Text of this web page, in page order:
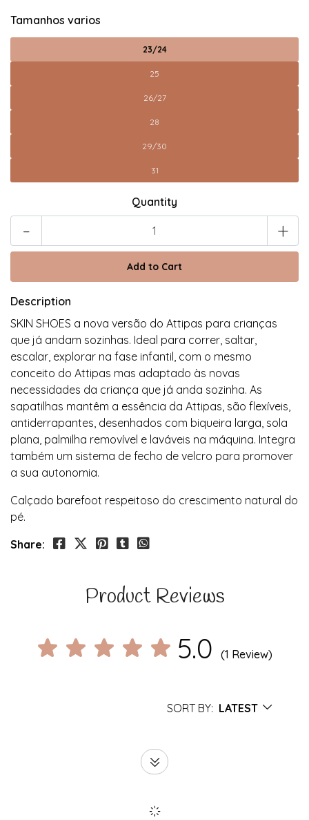
Tamanhos varios
23/24
25
26/27
28
29/30
31
Quantity
- +
Description
SKIN SHOES a nova versão do Attipas para crianças
que já andam sozinhas. Ideal para correr, saltar,
escalar, explorar na fase infantil, com o mesmo
conceito do Attipas mas adaptado às novas
necessidades da criança que já anda sozinha. As
sapatilhas mantêm a essência da Attipas, são flexíveis,
antiderrapantes, desenhados com biqueira larga, sola
plana, palmilha removível e laváveis ​​na máquina. Integra
também um sistema de fecho de velcro para promover
a sua autonomia.
Calçado barefoot respeitoso do crescimento natural do
pé.
Share:
Product Reviews
5.0 (1 Review)
SORT BY: LATEST